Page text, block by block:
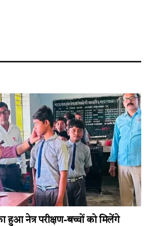
का हुआ नेत्र परीक्षण-बच्चों को मिलेंगे